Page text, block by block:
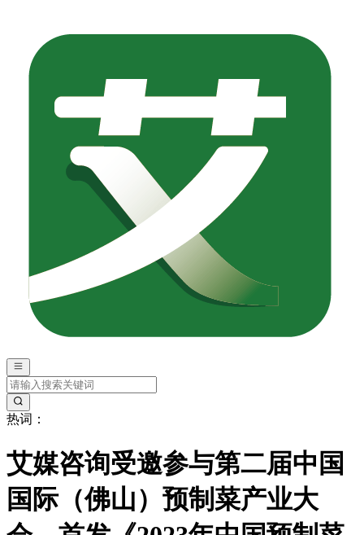
热词：
艾媒咨询受邀参与第二届中国
国际（佛山）预制菜产业大